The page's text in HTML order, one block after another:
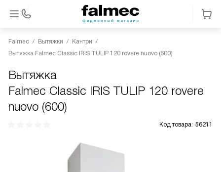
Falmec Вытяжки
Кантри
Вытяжка Falmec Classic IRIS TULIP 120 rovere nuovo (600)
Вытяжка
Falmec Classic IRIS TULIP 120 rovere
nuovo (600)
Код товара: 56211